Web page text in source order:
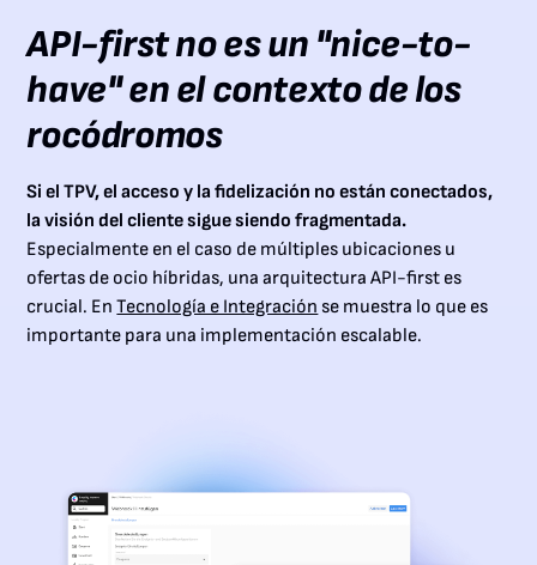
API-first no es un "nice-to-
have" en el contexto de los
rocódromos
Si el TPV, el acceso y la fidelización no están conectados,
la visión del cliente sigue siendo fragmentada.
Especialmente en el caso de múltiples ubicaciones u
ofertas de ocio híbridas, una arquitectura API-first es
crucial. EnTecnología e Integración se muestra lo que es
importante para una implementación escalable.